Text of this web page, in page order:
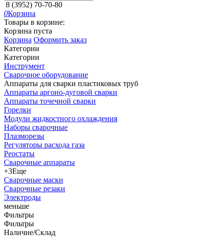
8 (3952) 70-70-80
0Корзина
Товары в корзине:
Корзина пуста
Корзина Оформить заказ
Категории
Категории
Инструмент
Сварочное оборудование
Аппараты для сварки пластиковых труб
Аппараты аргоно-дуговой сварки
Аппараты точечной сварки
Горелки
Модули жидкостного охлаждения
Наборы сварочные
Плазморезы
Регуляторы расхода газа
Реостаты
Сварочные аппараты
+3Еще
Сварочные маски
Сварочные резаки
Электроды
меньше
Фильтры
Фильтры
Наличие/Склад